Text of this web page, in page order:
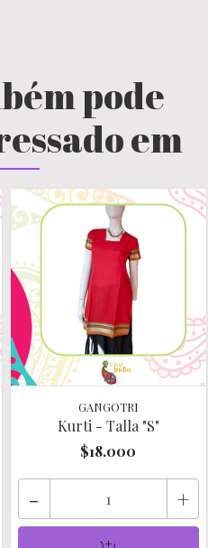
pode
em
GANGOTRI
Kurti - Talla "S"
$18.000
- +